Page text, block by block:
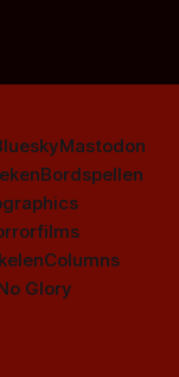
Mastodon
Bordspellen
Columns
Glory